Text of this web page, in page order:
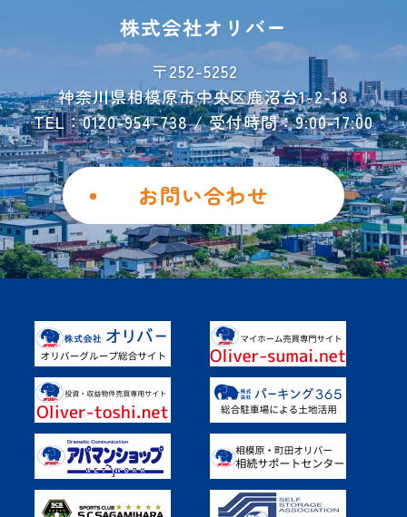
お荷物運搬サービス
お問い合わせ
ご解約フォーム
個人情報保護方針
Instagram
Facebook
具体的なご活用事例
オーナー様の声
よくあるご質問
株式会社オリバー
〒252-5252
神奈川県相模原市中央区鹿沼台1-2-18
TEL：0120-954-738 / 受付時間：9:00-17:00
お問い合わせ